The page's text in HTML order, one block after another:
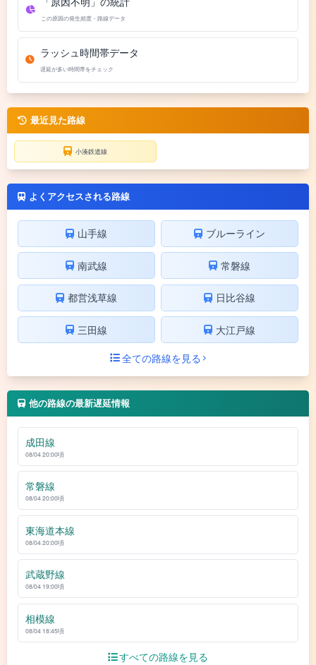
この原因の発生頻度・路線データ
ラッシュ時間帯データ
遅延が多い時間帯をチェック
最近見た路線
小湊鉄道線
よくアクセスされる路線
山手線 ブルーライン
南武線 常磐線
都営浅草線 日比谷線
三田線
大江戸線
全ての路線を見る
他の路線の最新遅延情報
成田線
08/04 20:00頃
常磐線
08/04 20:00頃
東海道本線
08/04 20:00頃
武蔵野線
08/04 19:00頃
相模線
08/04 18:45頃
すべての路線を見る